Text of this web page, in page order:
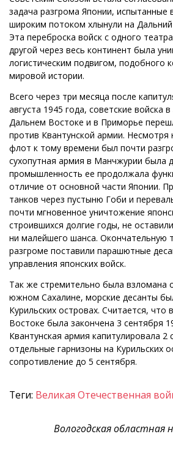
задача разгрома Японии, испытанные
широким потоком хлынули на
Эта переброска войск с одного
другой через весь континент была
логистическим подвигом, подобного
мировой истории.
Всего через три месяца после
августа 1945 года, советские войска
Дальнем Востоке и в Приморье
против Квантунской армии. Несмотря
флот к тому времени был почти
сухопутная армия в Манчжурии была
промышленность ее продолжала
отличие от основной части Японии.
танков через пустыню Гоби и
почти мгновенное уничтожение
строившихся долгие годы, не
ни малейшего шанса. Окончательную
разгроме поставили парашютные
управления японских войск.
Так же стремительно была взломана
южном Сахалине, морские десанты
Курильских островах. Считается, что
Востоке была закончена 3 сентября
Квантунская армия капитулировала 2
отдельные гарнизоны на Курильских
сопротивление до 5 сентября.
Теги: Великая Отечественная
Вологодская областная